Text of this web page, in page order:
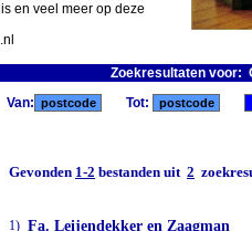
en veel meer op deze
Zoekresultaten voor:
Van: Tot:
Gevonden 1-2 bestanden uit 2
1) Fa. Leijendekker en Zaagman